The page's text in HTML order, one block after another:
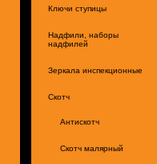
Ключи ступицы
Надфили, наборы
надфилей
Зеркала инспекционные
Скотч
Антискотч
Скотч малярный